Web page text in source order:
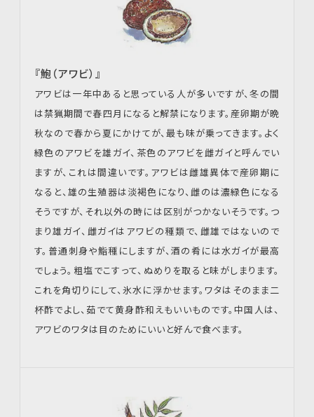
『鮑（アワビ）』
アワビは一年中あると思っている人が多いですが、冬の間
は禁猟期間で春四月になると解禁になります。産卵期が晩
秋なので春から夏にかけてが、最も味が乗ってきます。よく
緑色のアワビを雄ガイ、茶色のアワビを雌ガイと呼んでい
ますが、これは間違いです。アワビは雌雄異体で産卵期に
なると、雄の生殖器は淡褐色になり、雌のは濃緑色になる
そうですが、それ以外の時には区別がつかないそうです。つ
まり雄ガイ、雌ガイはアワビの種類で、雌雄ではないので
す。普通刺身や鮨種にしますが、酒の肴には水ガイが最高
でしょう。粗塩でこすって、ぬめりを取ると味がしまります。
これを角切りにして、氷水に浮かせます。ワタはそのまま二
杯酢でよし、茹でて黄身酢和えもいいものです。中国人は、
アワビのワタは目のためにいいと好んで食べます。